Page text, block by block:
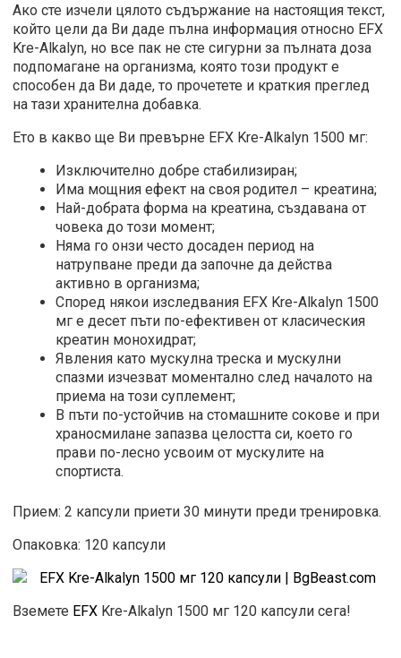
Ако сте изчели цялото съдържание на настоящия текст,
който цели да Ви даде пълна информация относно EFX
Kre-Alkalyn, но все пак не сте сигурни за пълната доза
подпомагане на организма, която този продукт е
способен да Ви даде, то прочетете и краткия преглед
на тази хранителна добавка.
Ето в какво ще Ви превърне EFX Kre-Alkalyn 1500 мг:
Изключително добре стабилизиран;
Има мощния ефект на своя родител – креатина;
Най-добрата форма на креатина, създавана от
човека до този момент;
Няма го онзи често досаден период на
натрупване преди да започне да действа
активно в организма;
Според някои изследвания EFX Kre-Alkalyn 1500
мг е десет пъти по-ефективен от класическия
креатин монохидрат;
Явления като мускулна треска и мускулни
спазми изчезват моментално след началото на
приема на този суплемент;
В пъти по-устойчив на стомашните сокове и при
храносмилане запазва целостта си, което го
прави по-лесно усвоим от мускулите на
спортиста.
Прием: 2 капсули приети 30 минути преди тренировка.
Опаковка: 120 капсули
Вземете EFX Kre-Alkalyn 1500 мг 120 капсули сега!